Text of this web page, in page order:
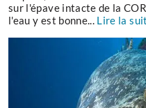
sur l'épave intacte de la
l'eau y est bonne... Lire la